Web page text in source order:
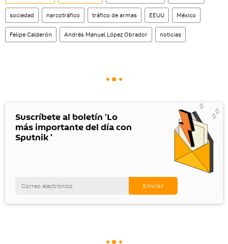
sociedad narcotráfico tráfico de armas EEUU México
Felipe Calderón Andrés Manuel López Obrador noticias
Suscríbete al boletín 'Lo
más importante del día con
Sputnik '